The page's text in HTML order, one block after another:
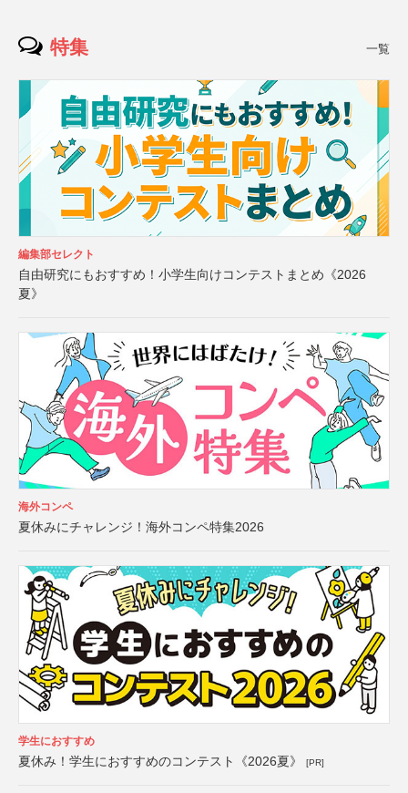
特集 一覧
編集部セレクト
自由研究にもおすすめ！小学生向けコンテストまとめ《2026
夏》
海外コンペ
夏休みにチャレンジ！海外コンペ特集2026
学生におすすめ
夏休み！学生におすすめのコンテスト《2026夏》 [PR]